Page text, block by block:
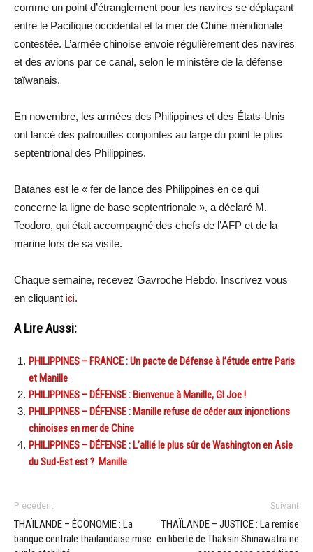
comme un point d’étranglement pour les navires se déplaçant
entre le Pacifique occidental et la mer de Chine méridionale
contestée. L’armée chinoise envoie régulièrement des navires
et des avions par ce canal, selon le ministère de la défense
taïwanais.
En novembre, les armées des Philippines et des États-Unis
ont lancé des patrouilles conjointes au large du point le plus
septentrional des Philippines.
Batanes est le « fer de lance des Philippines en ce qui
concerne la ligne de base septentrionale », a déclaré M.
Teodoro, qui était accompagné des chefs de l’AFP et de la
marine lors de sa visite.
Chaque semaine, recevez Gavroche Hebdo. Inscrivez vous
en cliquant ici.
A Lire Aussi:
PHILIPPINES – FRANCE : Un pacte de Défense à l’étude entre Paris
et Manille
PHILIPPINES – DÉFENSE : Bienvenue à Manille, GI Joe !
PHILIPPINES – DÉFENSE : Manille refuse de céder aux injonctions
chinoises en mer de Chine
PHILIPPINES – DÉFENSE : L’allié le plus sûr de Washington en Asie
du Sud-Est est ? Manille
Précédent
THAÏLANDE – ÉCONOMIE : La
banque centrale thaïlandaise mise
Suivant
THAÏLANDE – JUSTICE : La remise
en liberté de Thaksin Shinawatra ne